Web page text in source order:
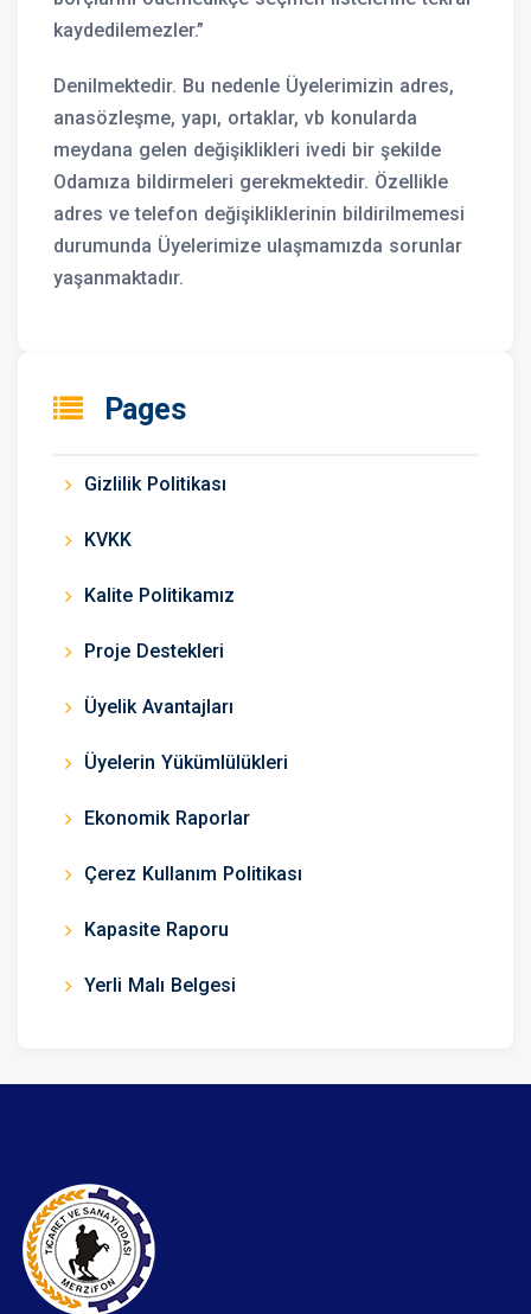
Pages
Gizlilik Politikası
KVKK
Kalite Politikamız
Proje Destekleri
Üyelik Avantajları
Üyelerin Yükümlülükleri
Ekonomik Raporlar
Çerez Kullanım Politikası
Kapasite Raporu
Yerli Malı Belgesi
kaydedilemezler.”
Denilmektedir. Bu nedenle Üyelerimizin adres,
anasözleşme, yapı, ortaklar, vb konularda
meydana gelen değişiklikleri ivedi bir şekilde
Odamıza bildirmeleri gerekmektedir. Özellikle
adres ve telefon değişikliklerinin bildirilmemesi
durumunda Üyelerimize ulaşmamızda sorunlar
yaşanmaktadır.